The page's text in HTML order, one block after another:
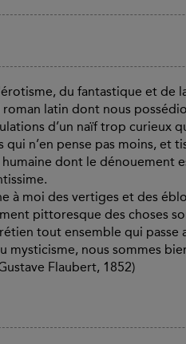
du fantastique et de
roman latin dont nous
d’un naïf trop curieux
n’en pense pas moins, et
dont le dénouement
à moi des vertiges et des
pittoresque des choses
tout ensemble qui passe
mysticisme, nous sommes
Flaubert, 1852)